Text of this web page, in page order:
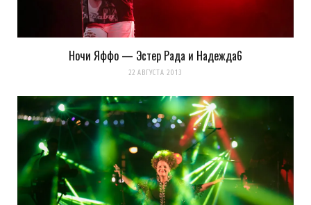
Ночи Яффо — Эстер Рада и Надежда6
22 АВГУСТА 2013